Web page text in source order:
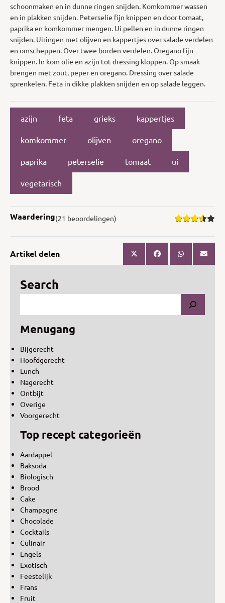
schoonmaken en in dunne ringen snijden. Komkommer wassen
en in plakken snijden. Peterselie fijn knippen en door tomaat,
paprika en komkommer mengen. Ui pellen en in dunne ringen
snijden. Uiringen met olijven en kappertjes over salade verdelen
en omscheppen. Over twee borden verdelen. Oregano fijn
knippen. In kom olie en azijn tot dressing kloppen. Op smaak
brengen met zout, peper en oregano. Dressing over salade
sprenkelen. Feta in dikke plakken snijden en op salade leggen.
azijn feta grieks kappertjes
komkommer olijven oregano
paprika peterselie tomaat ui
vegetarisch
Waardering(21 beoordelingen)
Artikel delen
Search
Menugang
Bijgerecht
Hoofdgerecht
Lunch
Nagerecht
Ontbijt
Overige
Voorgerecht
Top recept categorieën
Aardappel
Baksoda
Biologisch
Brood
Cake
Champagne
Chocolade
Cocktails
Culinair
Engels
Exotisch
Feestelijk
Frans
Fruit